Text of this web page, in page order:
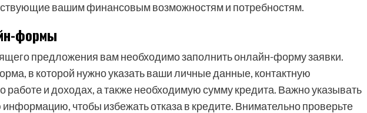
вашим финансовым возможностям и потребностям.
формы
предложения вам необходимо заполнить онлайн-форму заявки.
в которой нужно указать ваши личные данные, контактную
и доходах, а также необходимую сумму кредита. Важно указывать
чтобы избежать отказа в кредите. Внимательно проверьте